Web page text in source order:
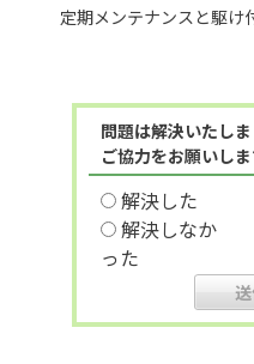
定期メンテナンスと駆け
問題は解決いたし
ご協力をお願いしま
解決した
解決しなか
った